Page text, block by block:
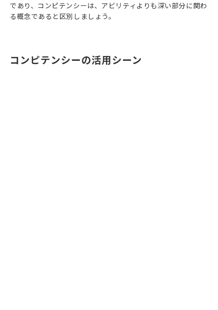
であり、コンピテンシーは、アビリティよりも深い部分に関わ
る概念であると区別しましょう。
コンピテンシーの活用シーン